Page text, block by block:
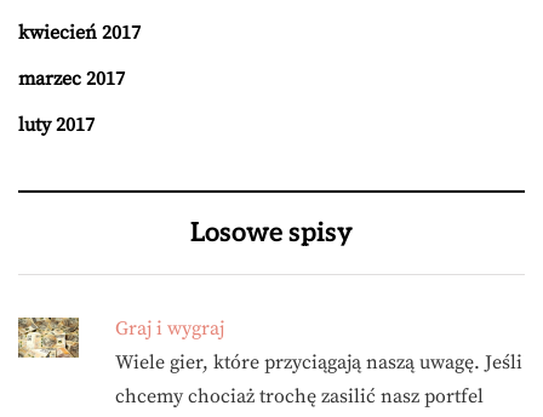
kwiecień 2017
marzec 2017
luty 2017
Losowe spisy
Graj i wygraj
Wiele gier, które przyciągają naszą uwagę. Jeśli
chcemy chociaż trochę zasilić nasz portfel